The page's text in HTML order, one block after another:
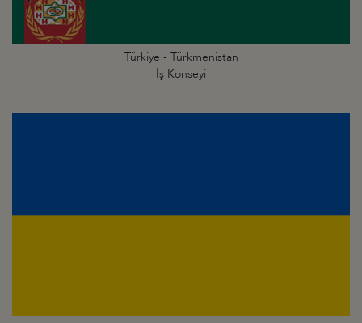
Türkiye - Türkmenistan
İş Konseyi